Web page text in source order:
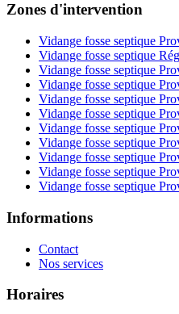
Zones d'intervention
Vidange fosse septique
Vidange fosse septique
Vidange fosse septique
Vidange fosse septique
Vidange fosse septique
Vidange fosse septique
Vidange fosse septique
Vidange fosse septique
Vidange fosse septique
Vidange fosse septique
Vidange fosse septique
Informations
Contact
Nos services
Horaires